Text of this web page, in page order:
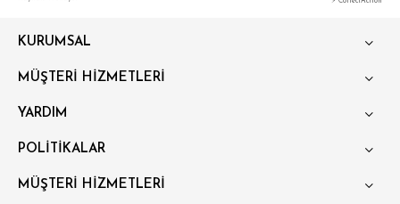
KURUMSAL
MÜŞTERİ HİZMETLERİ
YARDIM
POLİTİKALAR
MÜŞTERİ HİZMETLERİ